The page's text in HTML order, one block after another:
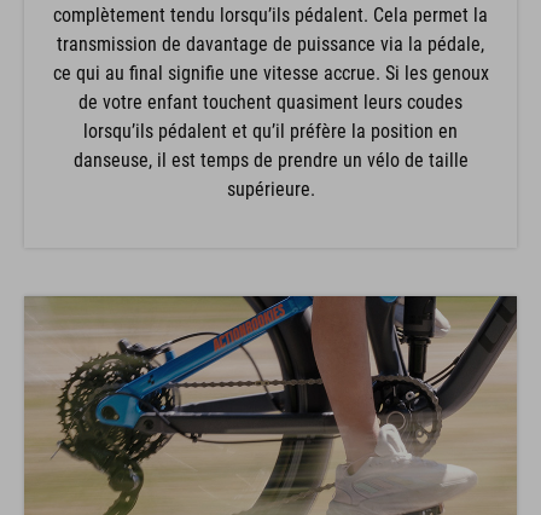
complètement tendu lorsqu’ils pédalent. Cela permet la
transmission de davantage de puissance via la pédale,
ce qui au final signifie une vitesse accrue. Si les genoux
de votre enfant touchent quasiment leurs coudes
lorsqu’ils pédalent et qu’il préfère la position en
danseuse, il est temps de prendre un vélo de taille
supérieure.